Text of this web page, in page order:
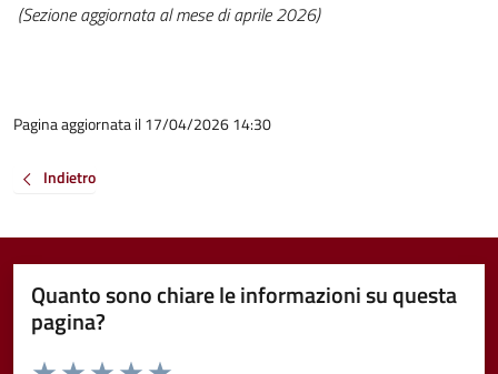
(Sezione aggiornata al mese di aprile 2026)
Pagina aggiornata il 17/04/2026 14:30
Indietro
Quanto sono chiare le informazioni su questa
pagina?
Valuta da 1 a 5 stelle la pagina